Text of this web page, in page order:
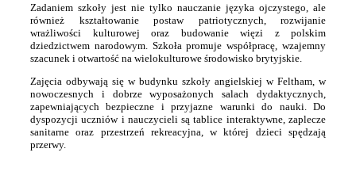
Zadaniem szkoły jest nie tylko nauczanie języka ojczystego, ale
również kształtowanie postaw patriotycznych, rozwijanie
wrażliwości kulturowej oraz budowanie więzi z polskim
dziedzictwem narodowym. Szkoła promuje współpracę, wzajemny
szacunek i otwartość na wielokulturowe środowisko brytyjskie.
Zajęcia odbywają się w budynku szkoły angielskiej w Feltham, w
nowoczesnych i dobrze wyposażonych salach dydaktycznych,
zapewniających bezpieczne i przyjazne warunki do nauki. Do
dyspozycji uczniów i nauczycieli są tablice interaktywne, zaplecze
sanitarne oraz przestrzeń rekreacyjna, w której dzieci spędzają
przerwy.